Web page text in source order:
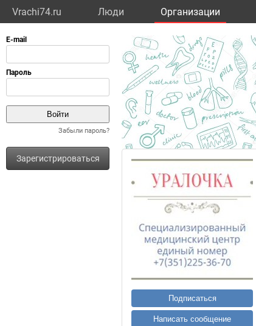
Vrachi74.ru Люди Организации
Забыли пароль?
Зарегистрироваться
Подписаться
Написать сообщение